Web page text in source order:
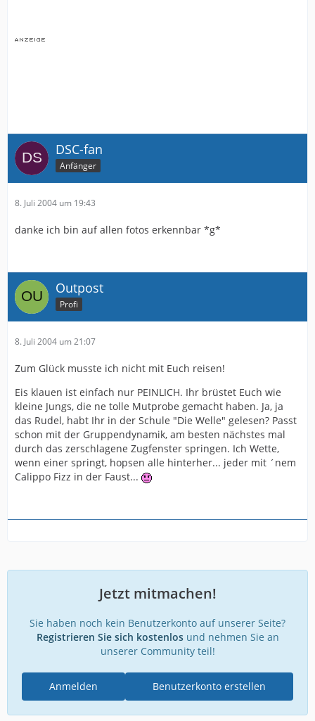
DSC-fan
Anfänger
8. Juli 2004 um 19:43
danke ich bin auf allen fotos erkennbar *g*
Outpost
Profi
8. Juli 2004 um 21:07
Zum Glück musste ich nicht mit Euch reisen!
Eis klauen ist einfach nur PEINLICH. Ihr brüstet Euch wie
kleine Jungs, die ne tolle Mutprobe gemacht haben. Ja, ja
das Rudel, habt Ihr in der Schule "Die Welle" gelesen? Passt
schon mit der Gruppendynamik, am besten nächstes mal
durch das zerschlagene Zugfenster springen. Ich Wette,
wenn einer springt, hopsen alle hinterher... jeder mit ´nem
Calippo Fizz in der Faust...
Jetzt mitmachen!
Sie haben noch kein Benutzerkonto auf unserer Seite?
Registrieren Sie sich kostenlosund nehmen Sie an
unserer Community teil!
Benutzerkonto erstellen
Anmelden